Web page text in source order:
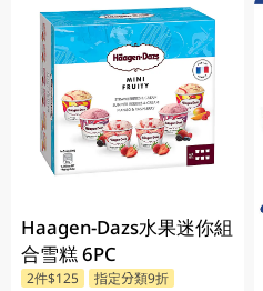
Haagen-Dazs水果迷你組
合雪糕 6PC
2件$125 指定分類9折